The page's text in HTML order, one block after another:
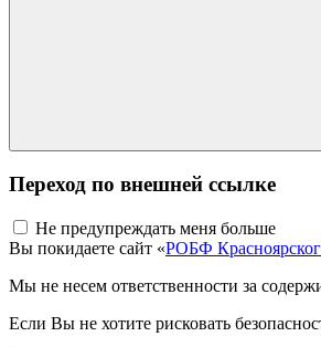
Переход по внешней ссылке
Не предупреждать меня больше
Вы покидаете сайт «РОБФ
Мы не несем ответственности за
Если Вы не хотите рисковать